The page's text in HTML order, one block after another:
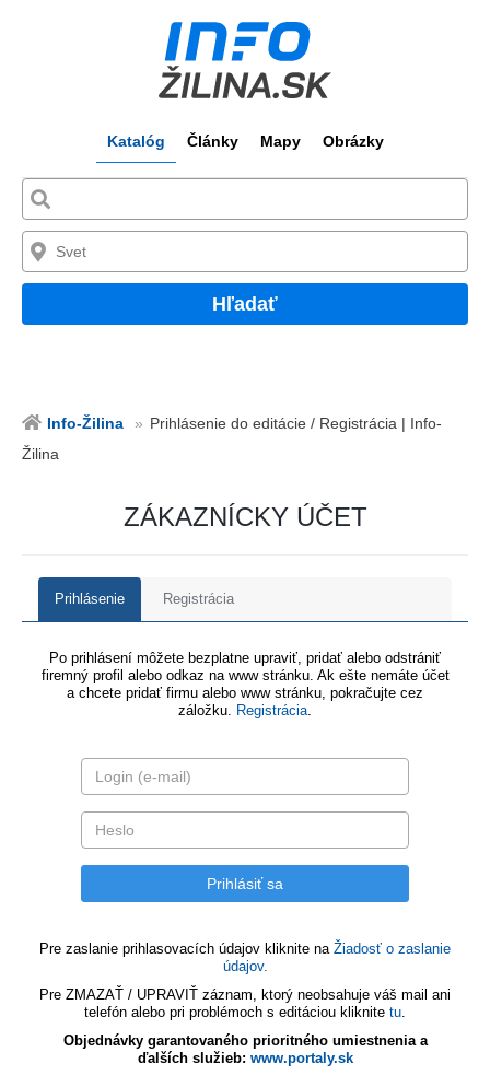
Katalóg Články Mapy Obrázky
Hľadať
Info-Žilina
Prihlásenie do editácie / Registrácia | Info-
Žilina
ZÁKAZNÍCKY ÚČET
Prihlásenie Registrácia
Po prihlásení môžete bezplatne upraviť, pridať alebo odstrániť
firemný profil alebo odkaz na www stránku. Ak ešte nemáte účet
a chcete pridať firmu alebo www stránku, pokračujte cez
záložku. Registrácia.
Pre zaslanie prihlasovacích údajov kliknite na Žiadosť o zaslanie
údajov.
Pre ZMAZAŤ / UPRAVIŤ záznam, ktorý neobsahuje váš mail ani
telefón alebo pri problémoch s editáciou kliknite tu.
Objednávky garantovaného prioritného umiestnenia a
ďalších služieb: www.portaly.sk